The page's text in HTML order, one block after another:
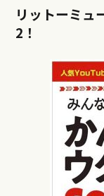
リットーミュ
2！